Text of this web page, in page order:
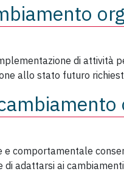
di attività
allo stato futuro
comportamentale
di adattarsi ai